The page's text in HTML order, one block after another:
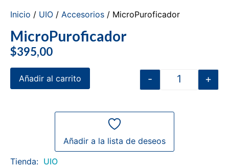
Inicio / UIO / Accesorios / MicroPuroficador
MicroPuroficador
$395,00
- +
Añadir al carrito
Añadir a la lista de deseos
Tienda: UIO